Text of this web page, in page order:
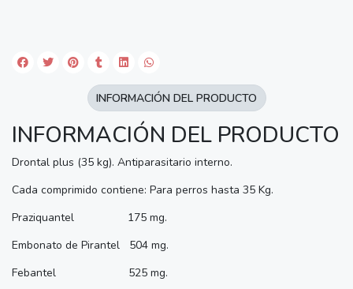
INFORMACIÓN DEL PRODUCTO
Drontal plus (35 kg). Antiparasitario interno.
Cada comprimido contiene: Para perros hasta 35 Kg.
Praziquantel 175 mg.
Embonato de Pirantel 504 mg.
Febantel 525 mg.
INFORMACIÓN DEL PRODUCTO